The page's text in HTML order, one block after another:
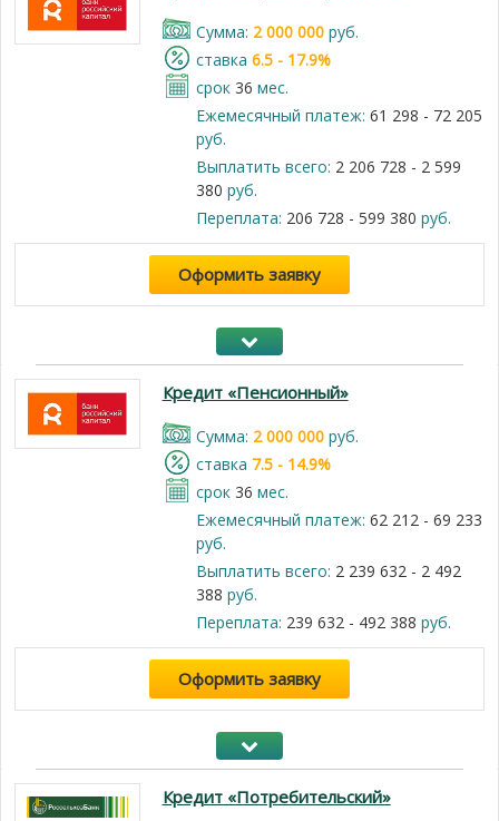
Cумма: 2 000 000руб.
cтавка 6.5 - 17.9%
срок 36 мес.
Ежемесячный платеж: 61 298 - 72 205
руб.
Выплатить всего: 2 206 728 - 2 599
380 руб.
Переплата: 206 728 - 599 380 руб.
Оформить заявку
Кредит «Пенсионный»
Cумма: 2 000 000руб.
cтавка 7.5 - 14.9%
срок 36 мес.
Ежемесячный платеж: 62 212 - 69 233
руб.
Выплатить всего: 2 239 632 - 2 492
388 руб.
Переплата: 239 632 - 492 388 руб.
Оформить заявку
Кредит «Потребительский»